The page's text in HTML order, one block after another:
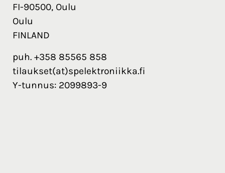
FI-90500, Oulu
Oulu
FINLAND
puh. +358 85565 858
tilaukset(at)spelektroniikka.fi
Y-tunnus: 2099893-9